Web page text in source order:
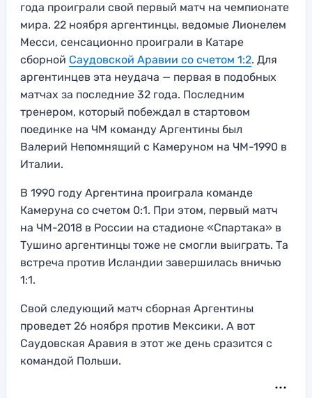
года проиграли свой первый матч на чемпионате
мира. 22 ноября аргентинцы, ведомые Лионелем
Месси, сенсационно проиграли в Катаре
сборной Саудовской Аравии со счетом 1:2. Для
аргентинцев эта неудача — первая в подобных
матчах за последние 32 года. Последним
тренером, который побеждал в стартовом
поединке на ЧМ команду Аргентины был
Валерий Непомнящий с Камеруном на ЧМ-1990 в
Италии.
В 1990 году Аргентина проиграла команде
Камеруна со счетом 0:1. При этом, первый матч
на ЧМ-2018 в России на стадионе «Спартака» в
Тушино аргентинцы тоже не смогли выиграть. Та
встреча против Исландии завершилась вничью
1:1.
Свой следующий матч сборная Аргентины
проведет 26 ноября против Мексики. А вот
Саудовская Аравия в этот же день сразится с
командой Польши.